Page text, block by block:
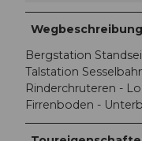
Wegbeschreibung
Bergstation
Talstation
Rinderchruteren -
Firrenboden -